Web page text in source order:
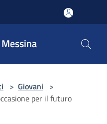
> Giovani >
per il futuro